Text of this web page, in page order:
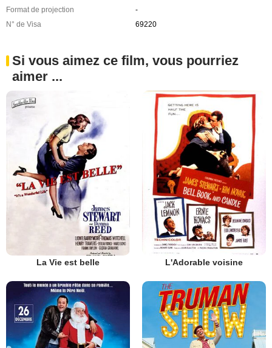
Format de projection
-
N° de Visa
69220
Si vous aimez ce film, vous pourriez
aimer ...
La Vie est belle L'Adorable voisine